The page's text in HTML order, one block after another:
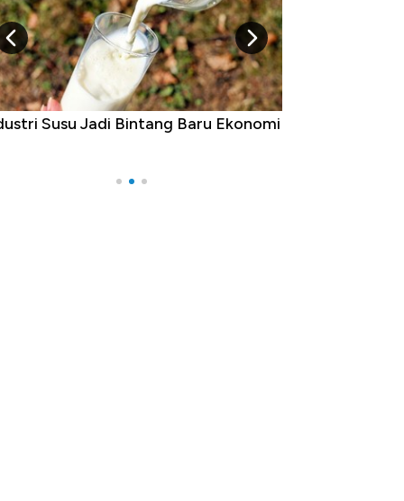
Jadi Bintang Baru Ekonomi 5 Raja Ekonomi